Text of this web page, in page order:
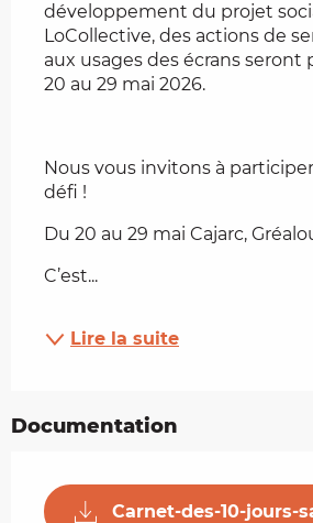
développement du projet
LoCollective, des actions de
aux usages des écrans seront
20 au 29 mai 2026.
Nous vous invitons à
défi !
Du 20 au 29 mai Cajarc,
C’est...
Lire la suite
Documentation
Carnet-des-10-jours-